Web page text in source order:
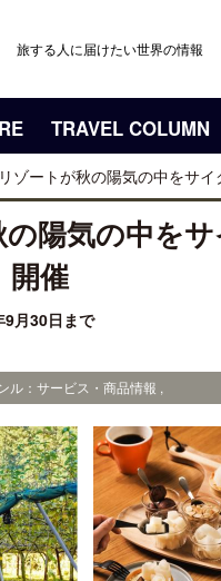
旅する人に届けたい世界の情報
TRAVEL COLUMN
ゾートが秋の陽気の中をサ
陽気の中を
開催
月30日まで
ル：サービス・商品情報 ,